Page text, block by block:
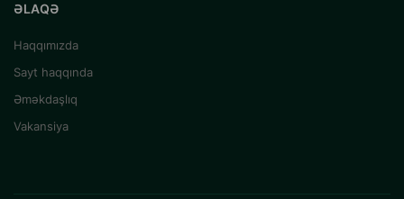
ƏLAQƏ
Haqqımızda
Sayt haqqında
Əməkdaşlıq
Vakansiya